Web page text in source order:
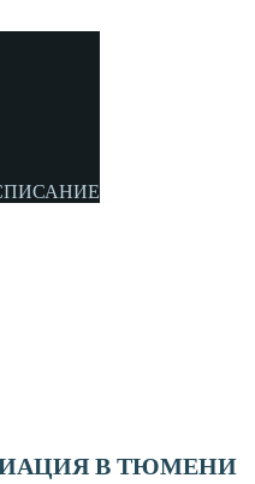
В ТЮМЕНИ